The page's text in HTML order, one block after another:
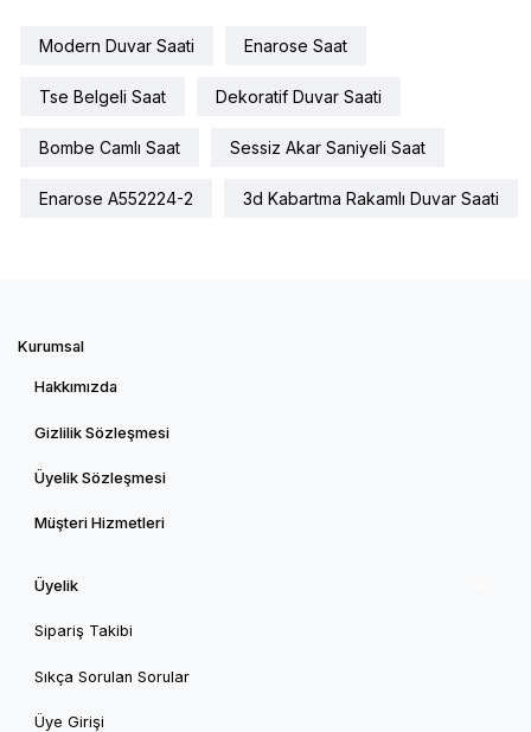
Modern Duvar Saati Enarose Saat
Tse Belgeli Saat Dekoratif Duvar Saati
Bombe Camlı Saat Sessiz Akar Saniyeli Saat
Enarose A552224-2 3d Kabartma Rakamlı Duvar Saati
Kurumsal
Hakkımızda
Gizlilik Sözleşmesi
Üyelik Sözleşmesi
Müşteri Hizmetleri
Üyelik
Sipariş Takibi
Sıkça Sorulan Sorular
Üye Girişi